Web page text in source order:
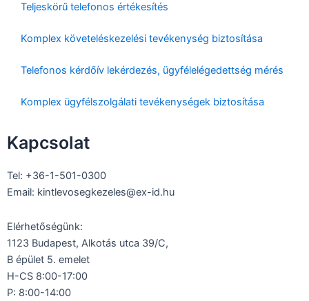
Teljeskörű telefonos értékesítés
Komplex követeléskezelési tevékenység biztosítása
Telefonos kérdőív lekérdezés, ügyfélelégedettség mérés
Komplex ügyfélszolgálati tevékenységek biztosítása
Kapcsolat
Tel: +36-1-501-0300
Email: kintlevosegkezeles@ex-id.hu
Elérhetőségünk:
1123 Budapest, Alkotás utca 39/C,
B épület 5. emelet
H-CS 8:00-17:00
P: 8:00-14:00